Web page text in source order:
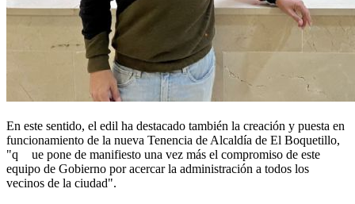
En este sentido, el edil ha destacado también la creación y puesta en
funcionamiento de la nueva Tenencia de Alcaldía de El Boquetillo,
"q
ue pone de manifiesto una vez más el compromiso de este
equipo de Gobierno por acercar la administración a todos los
vecinos de la ciudad".